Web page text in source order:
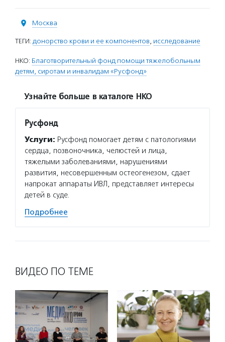
Москва
ТЕГИ: донорство крови и ее компонентов, исследование
НКО: Благотворительный фонд помощи тяжелобольным
детям, сиротам и инвалидам «Русфонд»
Узнайте больше в каталоге НКО
Русфонд
Услуги: Русфонд помогает детям с патологиями
сердца, позвоночника, челюстей и лица,
тяжелыми заболеваниями, нарушениями
развития, несовершенным остеогенезом, сдает
напрокат аппараты ИВЛ, представляет интересы
детей в суде.
Подробнее
ВИДЕО ПО ТЕМЕ